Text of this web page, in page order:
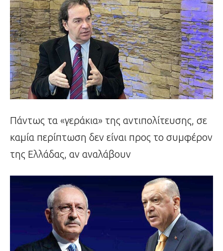
Πάντως τα «γεράκια» της αντιπολίτευσης, σε
καμία περίπτωση δεν είναι προς το συμφέρον
της Ελλάδας, αν αναλάβουν